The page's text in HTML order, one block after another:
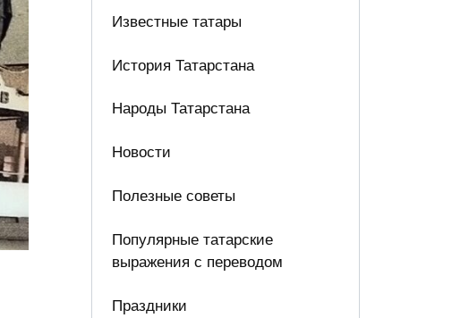
Известные татары
История Татарстана
Народы Татарстана
Новости
Полезные советы
Популярные татарские
выражения с переводом
Праздники